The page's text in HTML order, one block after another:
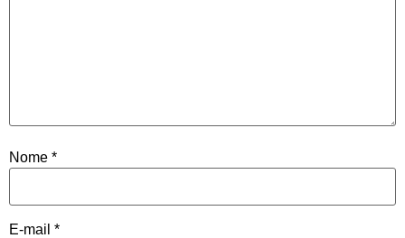
Nome *
E-mail *